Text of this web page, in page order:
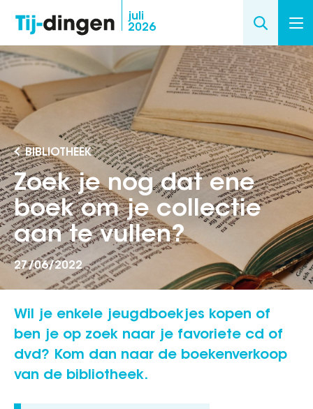
naar
de
inhoud
gaan
juli
2026
BIBLIOTHEEK
Zoek je nog dat ene
boek om je collectie
aan te vullen?
27/06/2022
Wil je enkele jeugdboekjes kopen of
ben je op zoek naar je favoriete cd of
dvd? Kom dan naar de boekenverkoop
van de bibliotheek.